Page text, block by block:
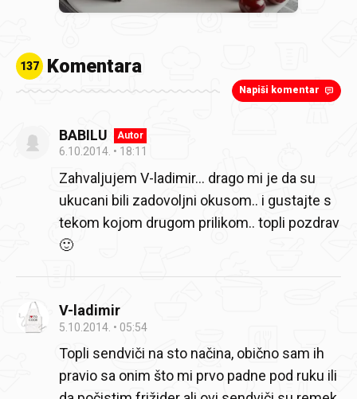
137 Komentara
Napiši komentar
BABILU Autor
6.10.2014. 18:11
Zahvaljujem V-ladimir... drago mi je da su
ukucani bili zadovoljni okusom.. i gustajte s
tekom kojom drugom prilikom.. topli pozdrav
🙂
V-ladimir
5.10.2014. 05:54
Topli sendviči na sto načina, obično sam ih
pravio sa onim što mi prvo padne pod ruku ili